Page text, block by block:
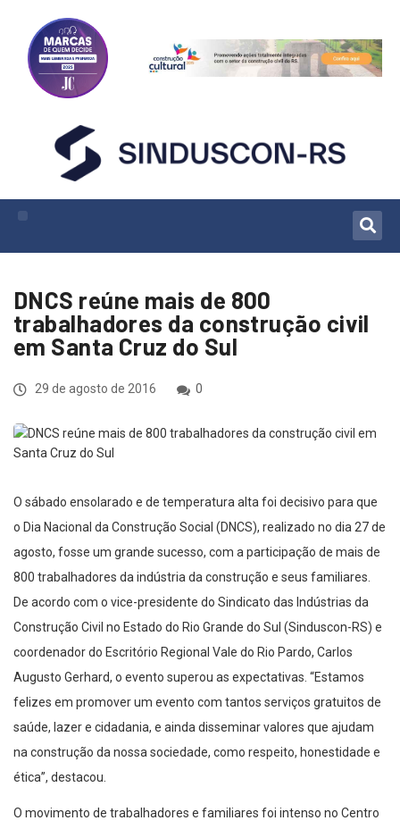
DNCS reúne mais de 800
trabalhadores da construção civil
em Santa Cruz do Sul
29 de agosto de 2016 0
O sábado ensolarado e de temperatura alta foi decisivo para que
o Dia Nacional da Construção Social (DNCS), realizado no dia 27 de
agosto, fosse um grande sucesso, com a participação de mais de
800 trabalhadores da indústria da construção e seus familiares.
De acordo com o vice-presidente do Sindicato das Indústrias da
Construção Civil no Estado do Rio Grande do Sul (Sinduscon-RS) e
coordenador do Escritório Regional Vale do Rio Pardo, Carlos
Augusto Gerhard, o evento superou as expectativas. “Estamos
felizes em promover um evento com tantos serviços gratuitos de
saúde, lazer e cidadania, e ainda disseminar valores que ajudam
na construção da nossa sociedade, como respeito, honestidade e
ética”, destacou.
O movimento de trabalhadores e familiares foi intenso no Centro